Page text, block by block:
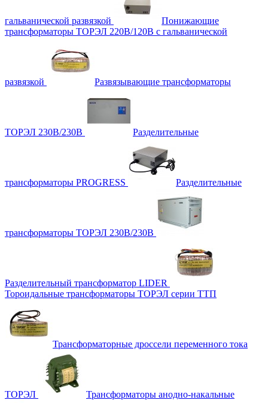
гальванической развязкой
Понижающие
трансформаторы ТОРЭЛ 220В/120В с гальванической
развязкой Развязывающие трансформаторы
ТОРЭЛ 230В/230В Разделительные
трансформаторы PROGRESS Разделительные
трансформаторы ТОРЭЛ 230В/230В
Разделительный трансформатор LIDER
Тороидальные трансформаторы ТОРЭЛ серии ТТП
Трансформаторные дроссели переменного тока
ТОРЭЛ Трансформаторы анодно-накальные